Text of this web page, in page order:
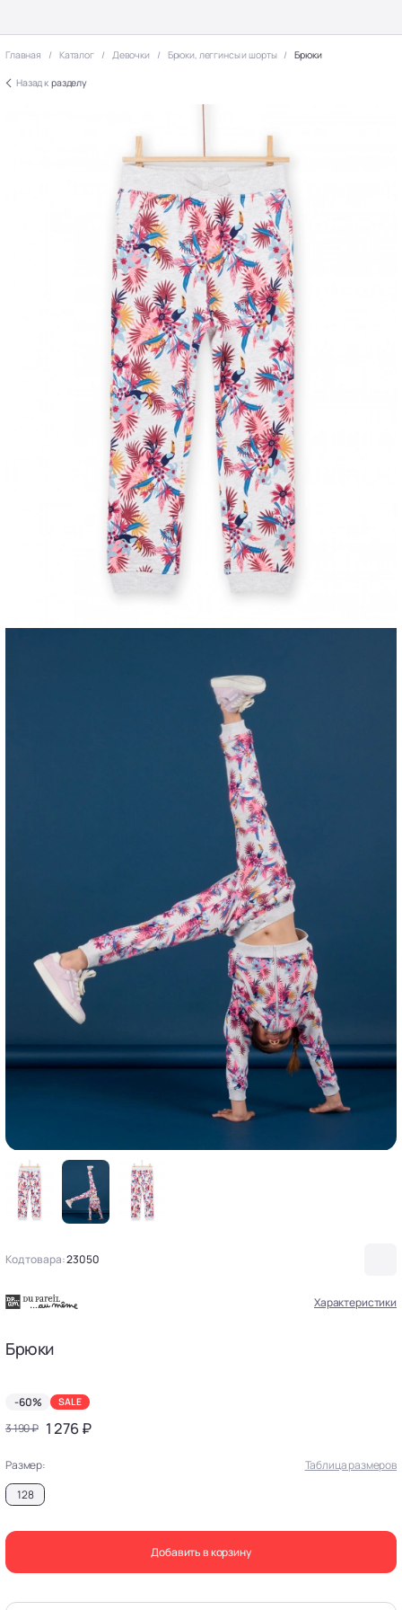
Главная Каталог Девочки Брюки, леггинсы и шорты Брюки
Назад к разделу
Код товара:23050
Характеристики
Брюки
-60% SALE
3 190 ₽ 1 276 ₽
Размер:
Таблица размеров
128
Добавить в корзину